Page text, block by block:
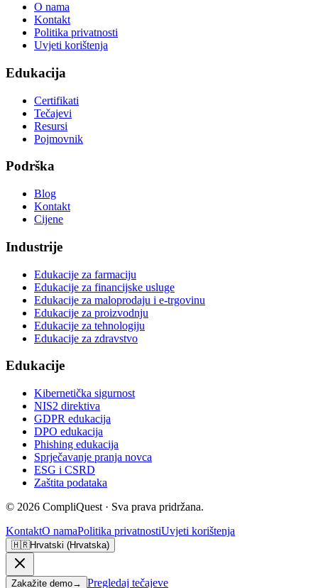
O nama
Kontakt
Politika privatnosti
Uvjeti korištenja
Edukacija
Certifikati
Tečajevi
Resursi
Pojmovnik
Podrška
Blog
Kontakt
Cijene
Industrije
Edukacije za farmaciju
Edukacije za financijske usluge
Edukacije za maloprodaju i e-trgovinu
Edukacije za proizvodnju
Edukacije za tehnologiju
Edukacije za zdravstvo
Edukacije
Kibernetička sigurnost
NIS2 direktiva
GDPR edukacija
DPO edukacija
Phishing edukacija
Sprječavanje pranja novca
ESG i CSRD
Zaštita podataka
© 2026 CompliQuest · Sva prava pridržana.
KontaktO namaPolitika privatnostiUvjeti korištenja
🇭🇷Hrvatski (Hrvatska)
Zakažite demo→ Pregledaj tečajeve